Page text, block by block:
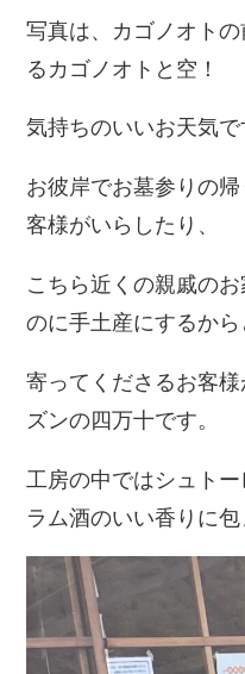
写真は、カゴノオト
るカゴノオトと空！
気持ちのいいお天気で
お彼岸でお墓参りの
客様がいらしたり、
こちら近くの親戚の
のに手土産にするから
寄ってくださるお客
ズンの四万十です。
工房の中ではシュトー
ラム酒のいい香りに包